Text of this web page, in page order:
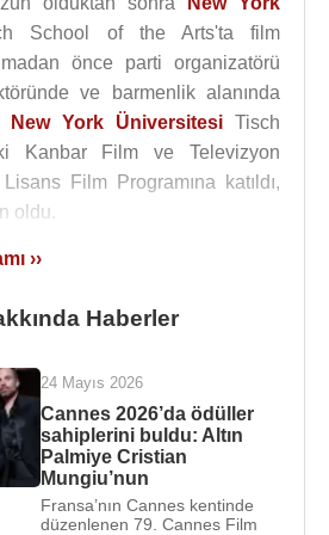
School of the Arts'ta film
önce parti organizatörü
ve barmenlik alanında
New York ÜniversitesiTisch
Kanbar Film ve Televizyon
Film Programına katıldı,
oldu.
çalışması, bilgisayarını tamir
Helen Thomas'ın hikayesini
2010 yılında,
kırsalÇin'de yaşayan ve
evliliğe zorlanan ve
14 yaşındaki Maple adlı bir
Daughters Kızlar adlı ikinci
››
Haberler
24 Mayıs 2026
Cannes 2026’da ödüller
sahiplerini buldu: Altın
Palmiye Cristian
Mungiu’nun
Fransa’nın Cannes kentinde
düzenlenen 79. Cannes Film